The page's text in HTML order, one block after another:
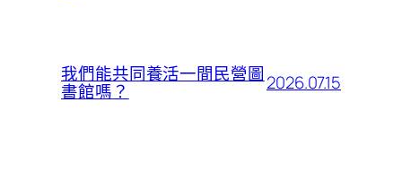
我們能共同養活一間民營圖
書館嗎？ 2026.07.15